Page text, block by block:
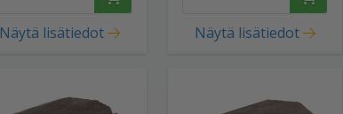
Näytä lisätiedot Näytä lisätiedot